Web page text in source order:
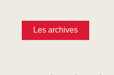
Les archives